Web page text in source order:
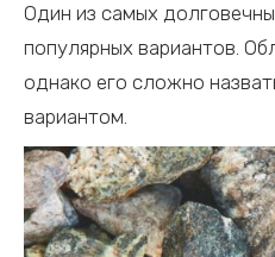
Один из самых
популярных вариантов.
однако его сложно
вариантом.